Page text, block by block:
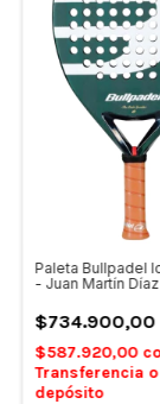
Paleta Bullpadel
- Juan Martín Díaz
$734.900,00
$587.920,00
Transferencia o
depósito